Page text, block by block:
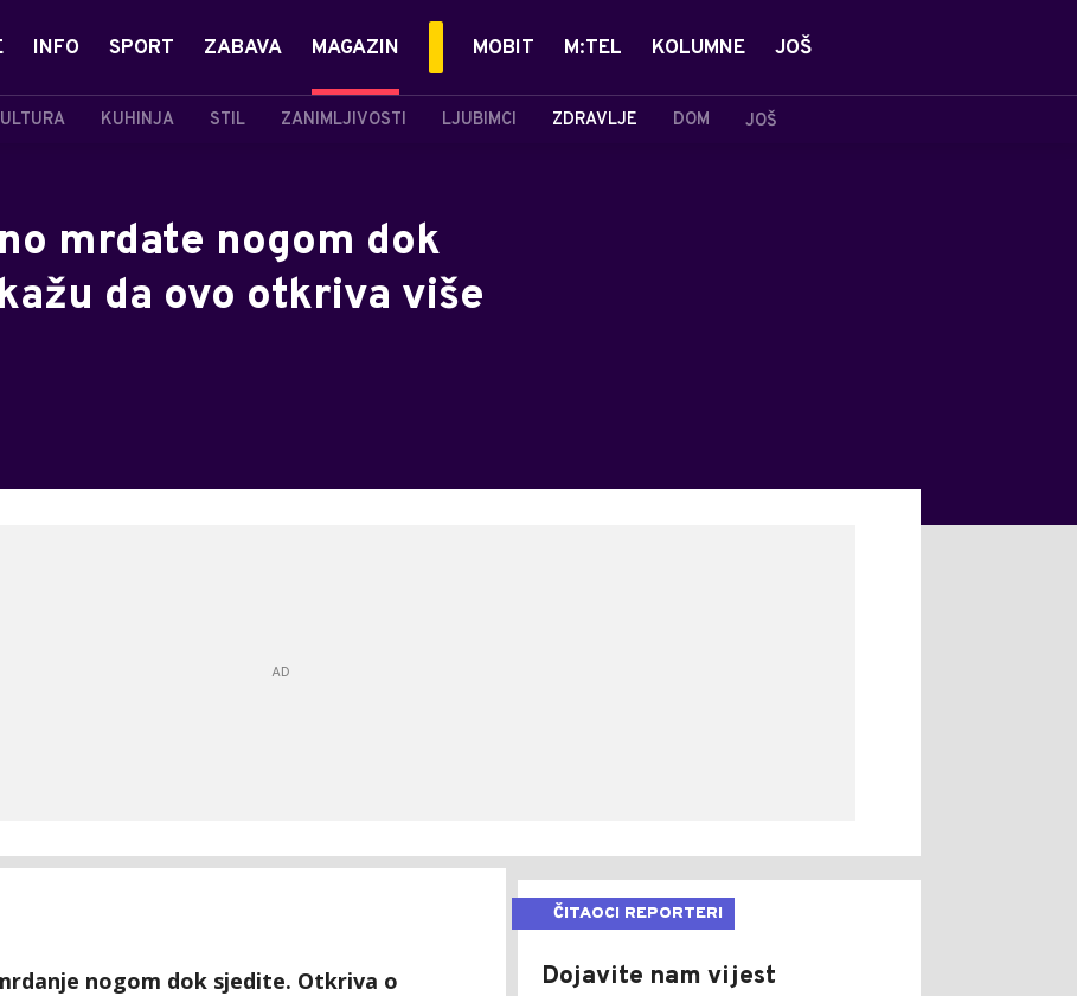
INFO SPORT ZABAVA MAGAZIN
KUHINJA STIL ZANIMLJIVOSTI LJUBIMCI ZDRAVLJE DOM JOŠ
MOBIT M:TEL KOLUMNE JOŠ
mrdate nogom dok
da ovo otkriva više
nogom dok sjedite. Otkriva o
ČITAOCI REPORTERI
Dojavite nam vijest